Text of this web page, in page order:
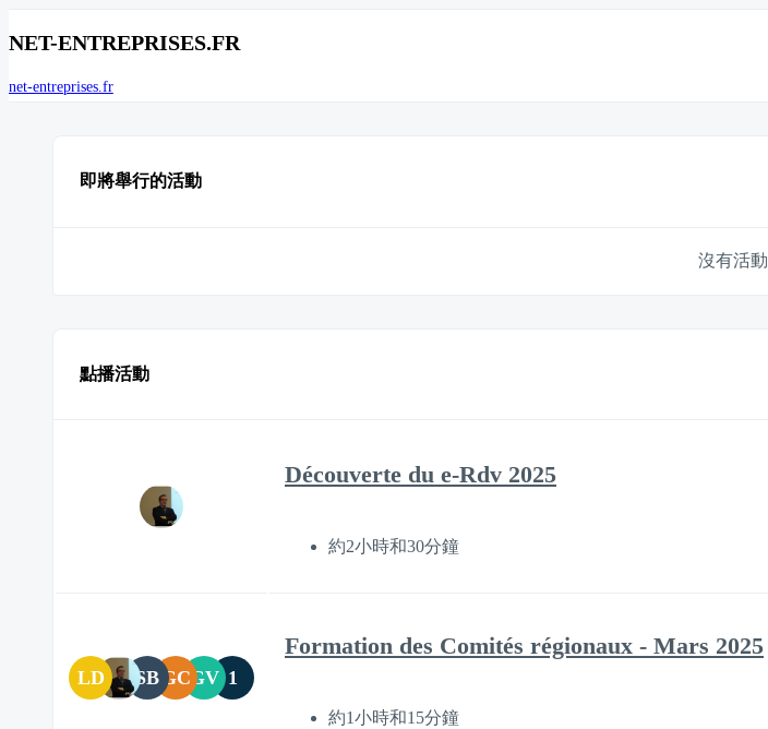
NET-ENTREPRISES.FR
net-entreprises.fr
即將舉行的活動
沒有活動
點播活動
Découverte du e-Rdv 2025
約2小時和30分鐘
LD SB GCGV 1
Formation des Comités régionaux - Mars 2025
約1小時和15分鐘